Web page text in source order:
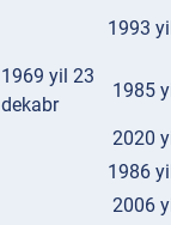
1993
1969 yil 23
dekabr
1985
2020
1986
2006